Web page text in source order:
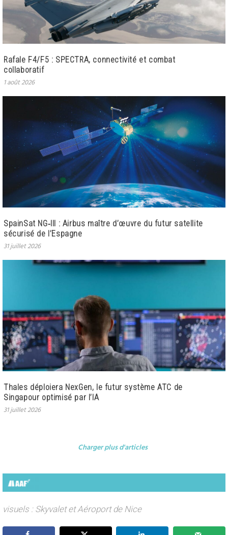
Rafale F4/F5 : SPECTRA, connectivité et combat
collaboratif
1 août 2026
SpainSat NG‑III : Airbus maître d’œuvre du futur satellite
sécurisé de l’Espagne
31 juillet 2026
Thales déploiera NexGen, le futur système ATC de
Singapour optimisé par l’IA
31 juillet 2026
Charger plus d'articles
visuels : Skyvalet et Aéroport de Nice